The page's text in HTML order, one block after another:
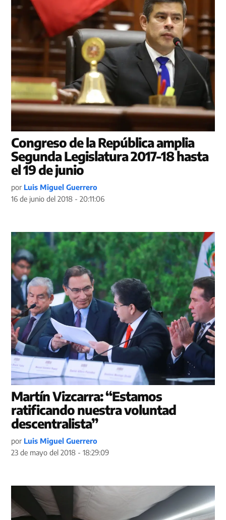
Congreso de la República amplia
Segunda Legislatura 2017-18 hasta
el 19 de junio
por Luis Miguel Guerrero
16 de junio del 2018 - 20:11:06
Martín Vizcarra: “Estamos
ratificando nuestra voluntad
descentralista”
por Luis Miguel Guerrero
23 de mayo del 2018 - 18:29:09